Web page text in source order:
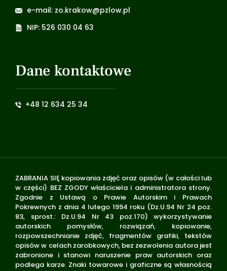
e-mail: zo.krakow@pzlow.pl
NIP: 526 030 04 63
Dane kontaktowe
+48 12 634 25 34
ZABRANIA SIĘ kopiowania zdjęć oraz opisów (w całości lub
w części) BEZ ZGODY właściciela i administratora strony.
Zgodnie z Ustawą o Prawie Autorskim i Prawach
Pokrewnych z dnia 4 lutego 1994 roku (Dz.U.94 Nr 24 poz.
83, sprost.: Dz.U.94 Nr 43 poz.170) wykorzystywanie
autorskich pomysłów, rozwiązań, kopiowanie,
rozpowszechnianie zdjęć, fragmentów grafiki, tekstów
opisów w celach zarobkowych, bez zezwolenia autora jest
zabronione i stanowi naruszenie praw autorskich oraz
podlega karze. Znaki towarowe i graficzne są własnością